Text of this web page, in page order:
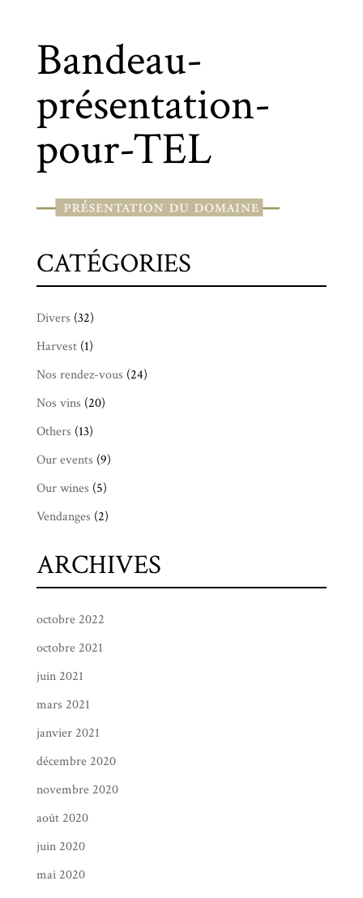
Bandeau-
présentation-
pour-TEL
CATÉGORIES
Divers (32)
Harvest(1)
Nos rendez-vous (24)
Nos vins (20)
Others (13)
Our events (9)
Our wines (5)
Vendanges (2)
ARCHIVES
octobre 2022
octobre 2021
juin 2021
mars 2021
janvier 2021
décembre 2020
novembre 2020
août 2020
juin 2020
mai 2020